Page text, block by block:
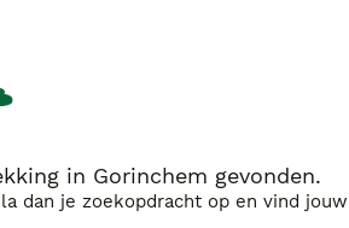
in Gorinchem gevonden.
dan je zoekopdracht op en vind